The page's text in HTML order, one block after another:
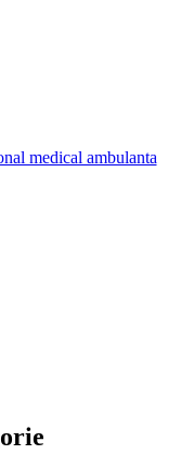
medical ambulanta